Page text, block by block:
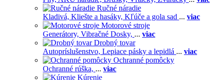
Ručné náradie
Kladivá, Kliešte a hasáky, Kľúče a gola sad ... viac
Motorové stroje
Generátory, Vibračné Dosky, ... viac
Drobný tovar
Autopríslušenstvo, Lepiace pásky a lepidlá ... viac
Ochranné pomôcky
Ochranné rúška, ... viac
Kúrenie